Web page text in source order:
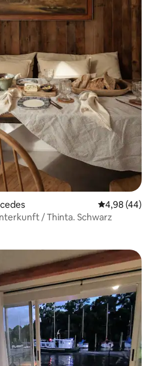
4,98 (44)
Nachhaltige ländliche Unterkunft / Thinta. Schwarz